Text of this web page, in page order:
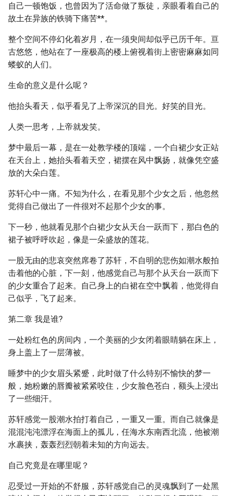
自己一顿饱饭，也曾因为了活命做了叛徒，亲眼看着自己的
故土在异族的铁骑下痛苦**。
整个空间不停幻化着岁月，在一须臾间却似乎已历千年。亘
古悠悠，他站在了一座极高的楼上俯视着街上密密麻麻如同
蝼蚁的人们。
生命的意义是什么呢？
他抬头看天，似乎看见了上帝深沉的目光。好笑的目光。
人类一思考，上帝就发笑。
梦中最后一幕，是在一处教学楼的顶端，一个白裙少女正站
在天台上，她抬头看着天空，裙摆在风中飘扬，就像凭空盛
放的大朵白莲。
苏轩心中一痛。不知为什么，在看见那个少女之后，他忽然
觉得自己做出了一件很对不起那个少女的事。
下一秒，他就看见那个白裙少女从天台一跃而下，那白色的
裙子被呼呼吹起，像是一朵盛放的莲花。
一股无由的悲哀突然席卷了苏轩，不自明的悲伤如潮水般拍
击着他的心脏，下一刻，他感觉自己与那个从天台一跃而下
的少女重合了起来。自己身上的白裙在空中飘着，他觉得自
己似乎，飞了起来。
第二章 我是谁?
一处粉红色的房间内，一个美丽的少女闭着眼睛躺在床上，
身上盖上了一层薄被。
睡梦中的少女眉头紧蹙，此时做了什么特别不愉快的梦一
般，她粉嫩的唇瓣被紧紧咬住，少女脸色苍白，额头上浸出
了一些细汗。
苏轩感觉一股潮水拍打着自己，一重又一重。而自己就像是
混混沌沌漂浮在海面上的孤儿，任海水东南西北流，他被潮
水裹挟，轰轰烈烈朝着未知的方向远去。
自己究竟是在哪里呢？
忍受过一开始的不舒服，苏轩感觉自己的灵魂飘到了一处黑